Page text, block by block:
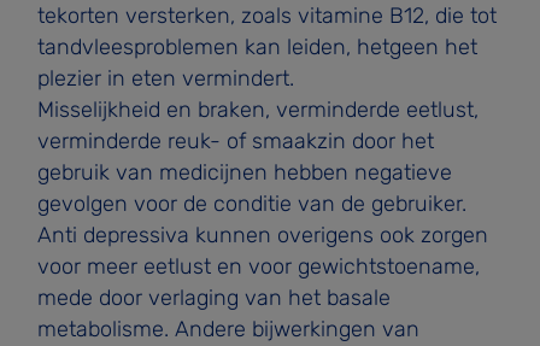
tekorten versterken, zoals vitamine B12, die tot
tandvleespro­blemen kan leiden, hetgeen het
plezier in eten vermindert.
Misselijkheid en braken, verminderde eetlust,
verminderde reuk- of smaakzin door het
gebruik van medicijnen hebben negatieve
gevolgen voor de conditie van de gebruiker.
Anti­ depressiva kunnen overigens ook zorgen
voor meer eetlust en voor gewichtstoename,
mede door verlaging van het basale
metabolisme. Andere bijwerkingen van